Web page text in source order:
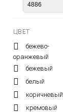
ЦВЕТ
бежево-
оранжевый
бежевый
белый
коричневый
кремовый